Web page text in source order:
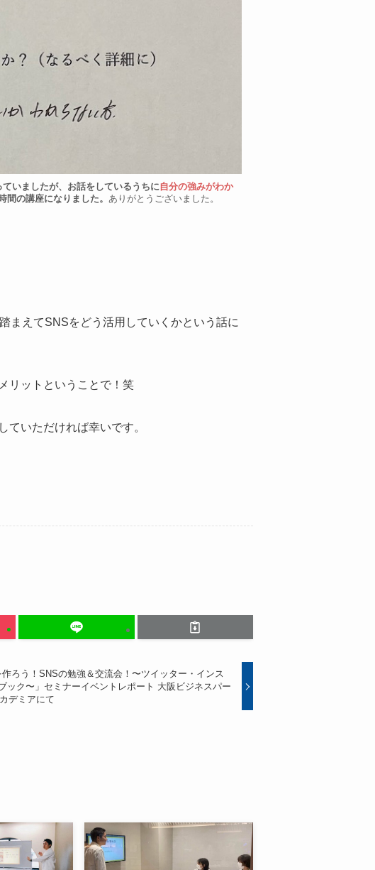
いましたが、お話をしているうちに自分の強みがわか
間の講座になりました。 ありがとうございました。
まえてSNSをどう活用していくかという話に
リットということで！笑
いただければ幸いです。
作ろう！SNSの勉強＆交流会！〜ツイッター・インス
ック〜」セミナーイベントレポート 大阪ビジネスパー
デミアにて